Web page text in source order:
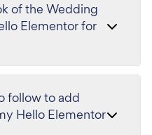
of the Wedding
Elementor for
follow to add
Hello Elementor